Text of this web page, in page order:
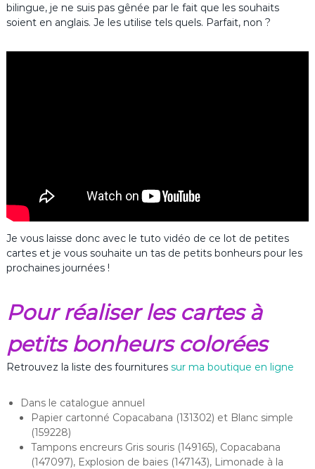
bilingue, je ne suis pas gênée par le fait que les souhaits
soient en anglais. Je les utilise tels quels. Parfait, non ?
Je vous laisse donc avec le tuto vidéo de ce lot de petites
cartes et je vous souhaite un tas de petits bonheurs pour les
prochaines journées !
Pour réaliser les cartes à
petits bonheurs colorées
Retrouvez la liste des fournitures sur ma boutique en ligne
Dans le catalogue annuel
Papier cartonné Copacabana (131302) et Blanc simple
(159228)
Tampons encreurs Gris souris (149165), Copacabana
(147097), Explosion de baies (147143), Limonade à la